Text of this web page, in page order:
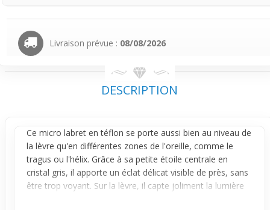
Livraison prévue : 08/08/2026
DESCRIPTION
Ce micro labret en téflon se porte aussi bien au niveau de
la lèvre qu'en différentes zones de l'oreille, comme le
tragus ou l'hélix. Grâce à sa petite étoile centrale en
cristal gris, il apporte un éclat délicat visible de près, sans
être trop voyant. Sur la lèvre, il capte joliment la lumière